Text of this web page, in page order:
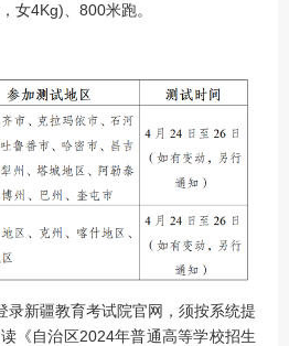
女4Kg)、800米跑。
新疆教育考试院官网，须按系统提
《自治区2024年普通高等学校招生